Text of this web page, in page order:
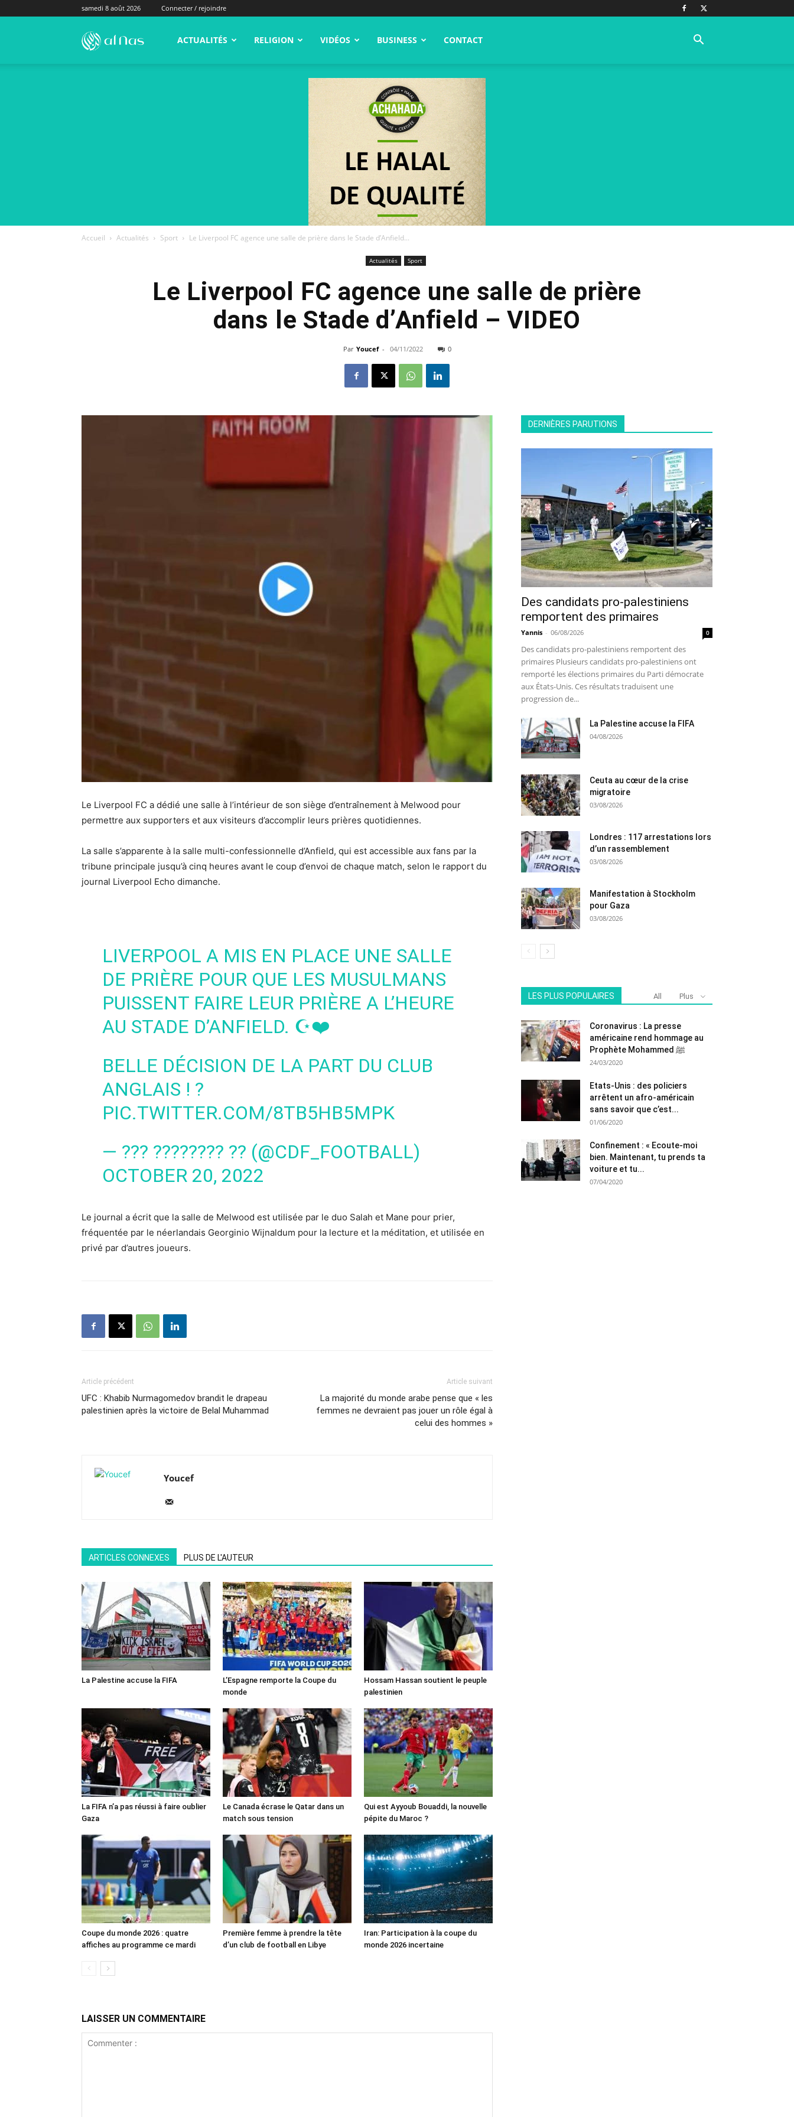
samedi 8 août 2026 Connecter / rejoindre
alNas.fr ACTUALITÉS RELIGION VIDÉOS BUSINESS CONTACT
Accueil Actualités Sport Le Liverpool FC agence une salle de prière dans le Stade d’Anfield...
Actualités Sport
Le Liverpool FC agence une salle de prière
dans le Stade d’Anfield – VIDEO
Par Youcef - 04/11/2022 0
Le Liverpool FC a dédié une salle à l’intérieur de son siège d’entraînement à Melwood pour
permettre aux supporters et aux visiteurs d’accomplir leurs prières quotidiennes.
La salle s’apparente à la salle multi-confessionnelle d’Anfield, qui est accessible aux fans par la
tribune principale jusqu’à cinq heures avant le coup d’envoi de chaque match, selon le rapport du
journal Liverpool Echo dimanche.
LIVERPOOL A MIS EN PLACE UNE SALLE
DE PRIÈRE POUR QUE LES MUSULMANS
PUISSENT FAIRE LEUR PRIÈRE A L’HEURE
AU STADE D’ANFIELD. ☪️❤️
BELLE DÉCISION DE LA PART DU CLUB
ANGLAIS ! ?
PIC.TWITTER.COM/8TB5HB5MPK
— ??? ???????? ?? (@CDF_FOOTBALL)
OCTOBER 20, 2022
Le journal a écrit que la salle de Melwood est utilisée par le duo Salah et Mane pour prier,
fréquentée par le néerlandais Georginio Wijnaldum pour la lecture et la méditation, et utilisée en
privé par d’autres joueurs.
Article précédent
UFC : Khabib Nurmagomedov brandit le drapeau
palestinien après la victoire de Belal Muhammad
Article suivant
La majorité du monde arabe pense que « les
femmes ne devraient pas jouer un rôle égal à
celui des hommes »
Youcef
ARTICLES CONNEXES PLUS DE L'AUTEUR
La Palestine accuse la FIFA
L’Espagne remporte la Coupe du
monde
Hossam Hassan soutient le peuple
palestinien
La FIFA n’a pas réussi à faire oublier
Gaza
Le Canada écrase le Qatar dans un
match sous tension
Qui est Ayyoub Bouaddi, la nouvelle
pépite du Maroc ?
Coupe du monde 2026 : quatre
affiches au programme ce mardi
Première femme à prendre la tête
d’un club de football en Libye
Iran: Participation à la coupe du
monde 2026 incertaine
LAISSER UN COMMENTAIRE
DERNIÈRES PARUTIONS
Des candidats pro-palestiniens
remportent des primaires
Yannis - 06/08/2026 0
Des candidats pro-palestiniens remportent des
primaires Plusieurs candidats pro-palestiniens ont
remporté les élections primaires du Parti démocrate
aux États-Unis. Ces résultats traduisent une
progression de...
La Palestine accuse la FIFA
04/08/2026
Ceuta au cœur de la crise
migratoire
03/08/2026
Londres : 117 arrestations lors
d’un rassemblement
03/08/2026
Manifestation à Stockholm
pour Gaza
03/08/2026
LES PLUS POPULAIRES All Plus
Coronavirus : La presse
américaine rend hommage au
Prophète Mohammed ﷺ
24/03/2020
Etats-Unis : des policiers
arrêtent un afro-américain
sans savoir que c’est...
01/06/2020
Confinement : « Ecoute-moi
bien. Maintenant, tu prends ta
voiture et tu...
07/04/2020